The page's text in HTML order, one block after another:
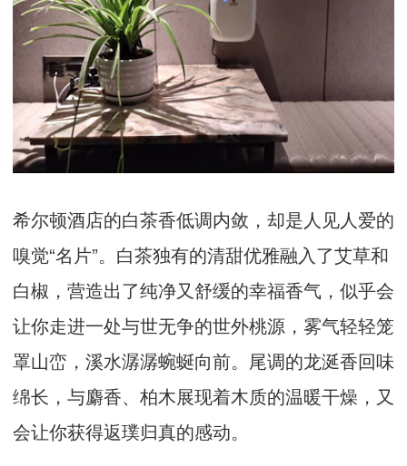
希尔顿酒店的白茶香低调内敛，却是人见人爱的
嗅觉“名片”。白茶独有的清甜优雅融入了艾草和
白椒，营造出了纯净又舒缓的幸福香气，似乎会
让你走进一处与世无争的世外桃源，雾气轻轻笼
罩山峦，溪水潺潺蜿蜒向前。尾调的龙涎香回味
绵长，与麝香、柏木展现着木质的温暖干燥，又
会让你获得返璞归真的感动。